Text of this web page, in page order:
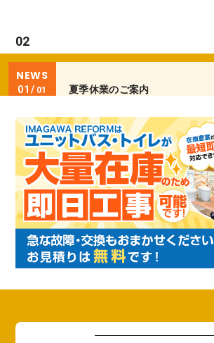
03
01
NEWS
01 01 夏季休業のご案内
01 01 夏季休業のご案内